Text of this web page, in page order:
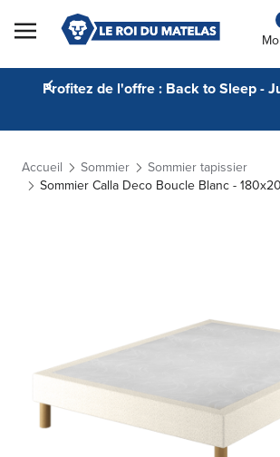
Skip to Content
Profitez de l'offre : Back to Sleep -
Accueil Sommier
Sommier tapissier
Sommier Calla Deco Boucle Blanc -